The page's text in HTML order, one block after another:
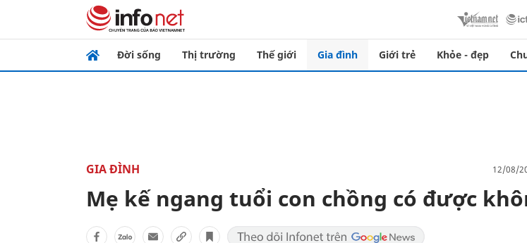
Đời sống Thị trường Thế giới Gia đình Giới trẻ Khỏe - đẹp
GIA ĐÌNH 12/08/
Mẹ kế ngang tuổi con chồng có được